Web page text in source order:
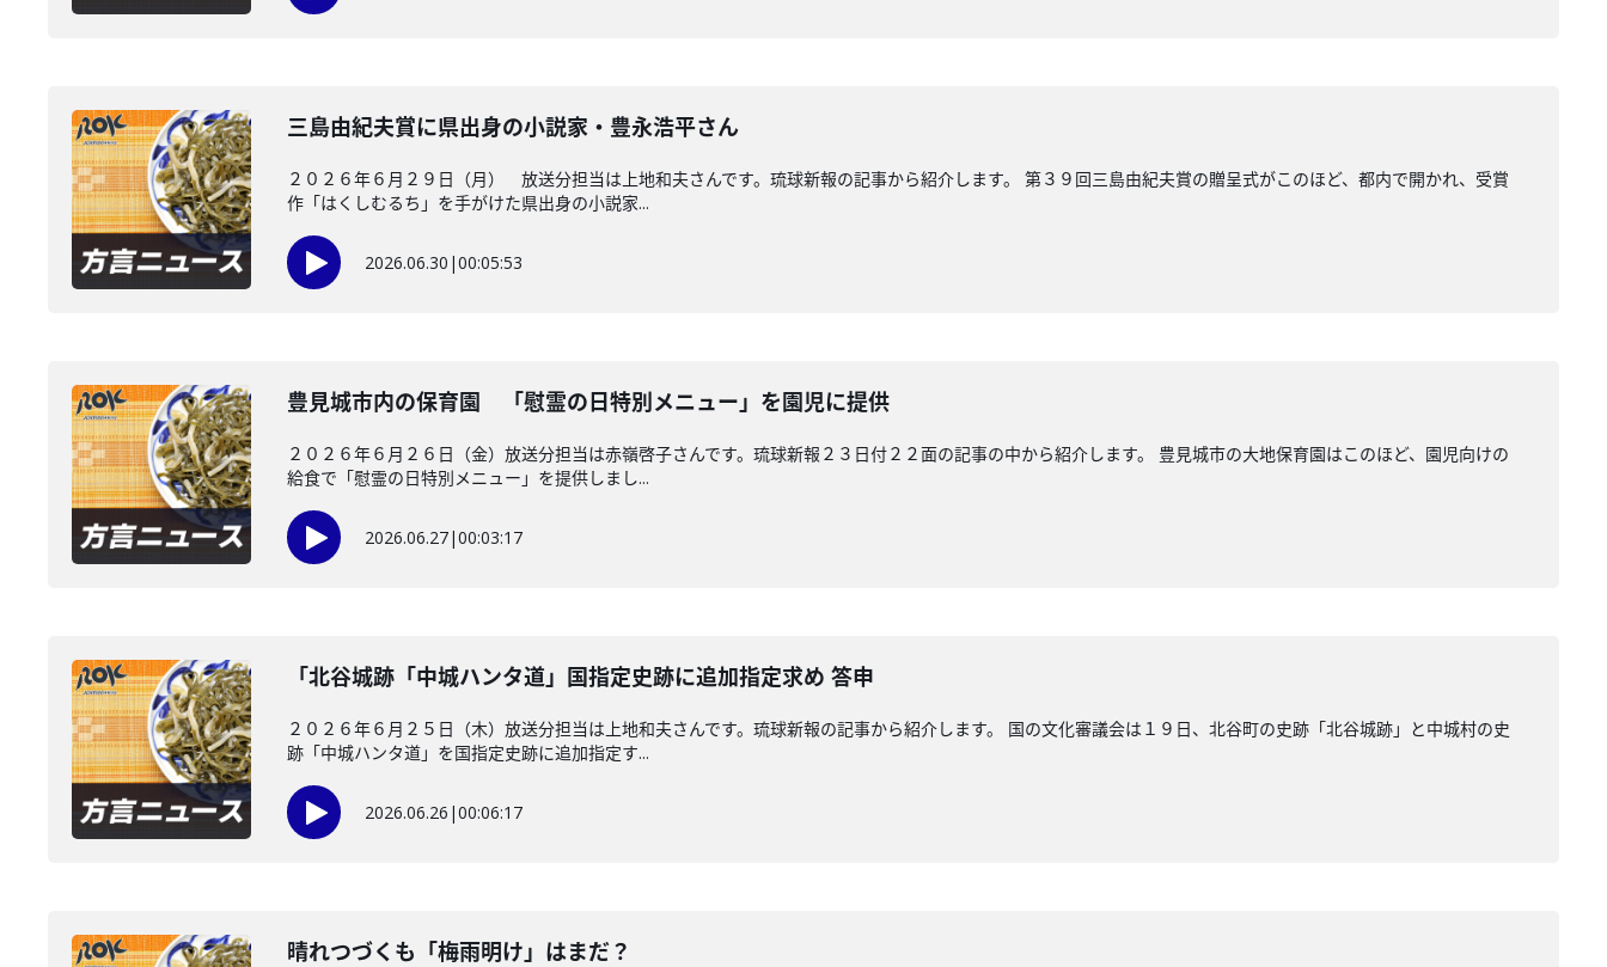
三島由紀夫賞に県出身の小説家・豊永浩平さん
２０２６年６月２９日（月） 放送分担当は上地和夫さんです。琉球新報の記事から紹介します。 第３９回三島由紀夫賞の贈呈式がこのほど、都内で開かれ、受賞
作「はくしむるち」を手がけた県出身の小説家...
2026.06.30 |00:05:53
豊見城市内の保育園 「慰霊の日特別メニュー」を園児に提供
２０２６年６月２６日（金）放送分担当は赤嶺啓子さんです。琉球新報２３日付２２面の記事の中から紹介します。 豊見城市の大地保育園はこのほど、園児向けの
給食で「慰霊の日特別メニュー」を提供しまし...
2026.06.27|00:03:17
「北谷城跡「中城ハンタ道」国指定史跡に追加指定求め 答申
２０２６年６月２５日（木）放送分担当は上地和夫さんです。琉球新報の記事から紹介します。 国の文化審議会は１９日、北谷町の史跡「北谷城跡」と中城村の史
跡「中城ハンタ道」を国指定史跡に追加指定す...
2026.06.26 |00:06:17
晴れつづくも「梅雨明け」はまだ？